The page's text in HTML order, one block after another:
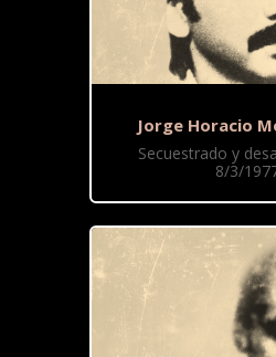
Jorge Horacio
Secuestrado y
8/3/